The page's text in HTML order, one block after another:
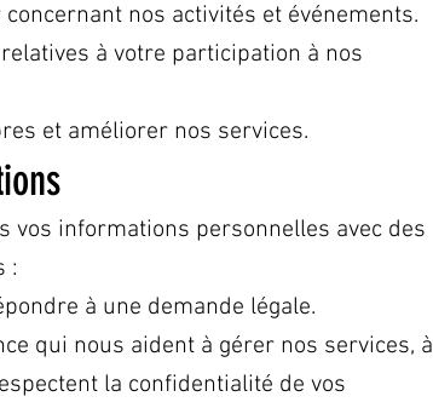
nos activités et événements.
à votre participation à nos
et améliorer nos services.
vos informations personnelles avec des
:
à une demande légale.
qui nous aident à gérer nos services, à
la confidentialité de vos